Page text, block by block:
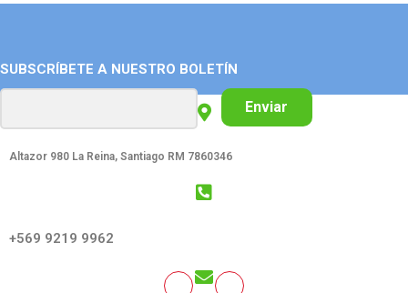
SUBSCRÍBETE A NUESTRO BOLETÍN
Enviar
Altazor 980 La Reina, Santiago RM 7860346
+569 9219 9962